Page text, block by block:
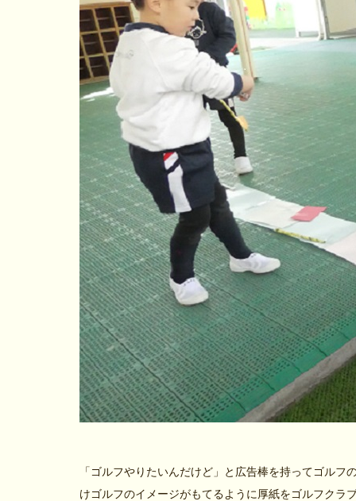
「ゴルフやりたいんだけど」と広告棒を持ってゴル
けゴルフのイメージがもてるように厚紙をゴルフクラ